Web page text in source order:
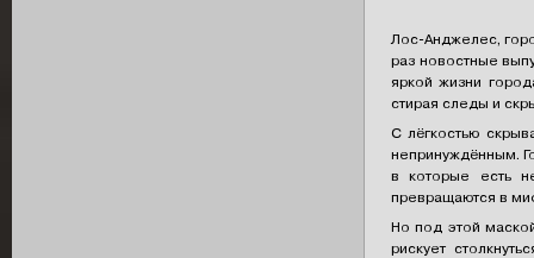
Лос-Анджелес,
раз новостные
яркой жизни
стирая следы и
С лёгкостью
непринуждённым.
в которые есть
превращаются в
Но под этой
рискует